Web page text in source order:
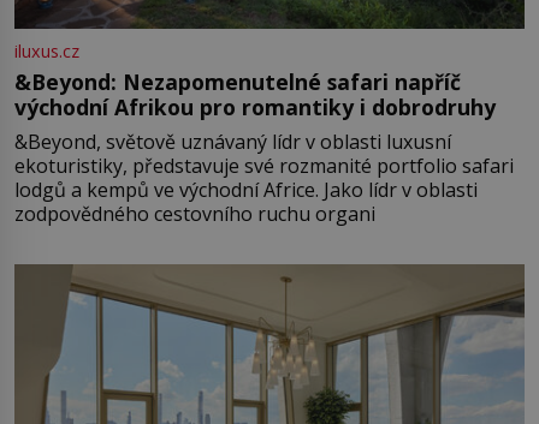
iluxus.cz
&Beyond: Nezapomenutelné safari napříč
východní Afrikou pro romantiky i dobrodruhy
&Beyond, světově uznávaný lídr v oblasti luxusní
ekoturistiky, představuje své rozmanité portfolio safari
lodgů a kempů ve východní Africe. Jako lídr v oblasti
zodpovědného cestovního ruchu organi